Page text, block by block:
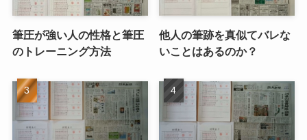
筆圧が強い人の性格と筆圧
のトレーニング方法
他人の筆跡を真似てバレな
いことはあるのか？